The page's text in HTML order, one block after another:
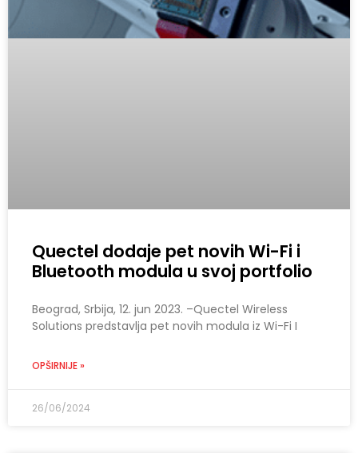
Quectel dodaje pet novih Wi-Fi i
Bluetooth modula u svoj portfolio
Beograd, Srbija, 12. jun 2023. –Quectel Wireless
Solutions predstavlja pet novih modula iz Wi-Fi I
OPŠIRNIJE »
26/06/2024